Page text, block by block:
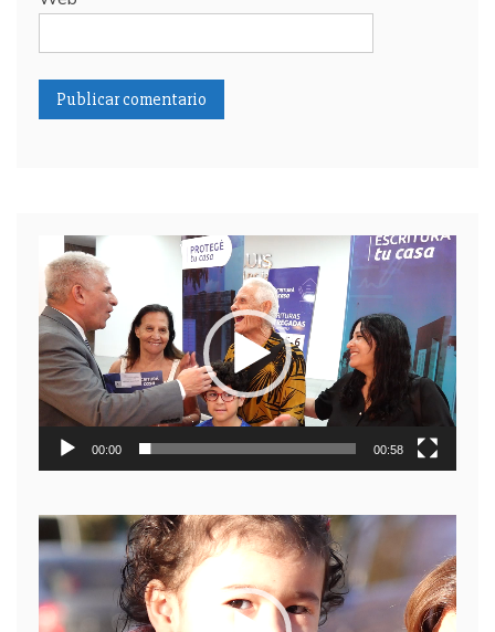
Reproductor
de
video
00:00 00:58
Reproductor
de
video